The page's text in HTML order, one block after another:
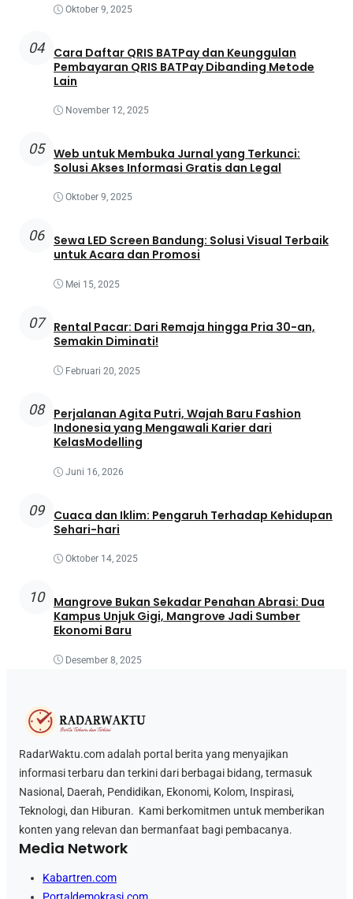
Oktober 9, 2025
04
Cara Daftar QRIS BATPay dan Keunggulan
Pembayaran QRIS BATPay Dibanding Metode
Lain
November 12, 2025
05 Web untuk Membuka Jurnal yang Terkunci:
Solusi Akses Informasi Gratis dan Legal
Oktober 9, 2025
06
Sewa LED Screen Bandung: Solusi Visual Terbaik
untuk Acara dan Promosi
Mei 15, 2025
07
Rental Pacar: Dari Remaja hingga Pria 30-an,
Semakin Diminati!
Februari 20, 2025
08
Perjalanan Agita Putri, Wajah Baru Fashion
Indonesia yang Mengawali Karier dari
KelasModelling
Juni 16, 2026
09
Cuaca dan Iklim: Pengaruh Terhadap Kehidupan
Sehari-hari
Oktober 14, 2025
10
Mangrove Bukan Sekadar Penahan Abrasi: Dua
Kampus Unjuk Gigi, Mangrove Jadi Sumber
Ekonomi Baru
Desember 8, 2025
RadarWaktu.com adalah portal berita yang menyajikan
informasi terbaru dan terkini dari berbagai bidang, termasuk
Nasional, Daerah, Pendidikan, Ekonomi, Kolom, Inspirasi,
Teknologi, dan Hiburan. Kami berkomitmen untuk memberikan
konten yang relevan dan bermanfaat bagi pembacanya.
Media Network
Kabartren.com
Portaldemokrasi.com